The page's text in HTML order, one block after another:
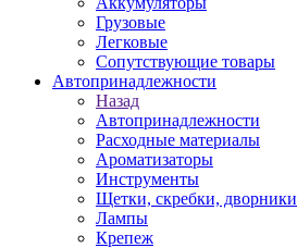
Грузовые
Легковые
Сопутствующие товары
Автопринадлежности
Назад
Автопринадлежности
Расходные материалы
Ароматизаторы
Инструменты
Щетки, скребки, дворники
Лампы
Крепеж